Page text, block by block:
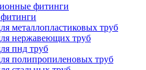
фитинги
металлопластиковых труб
нержавеющих труб
пнд труб
полипропиленовых труб